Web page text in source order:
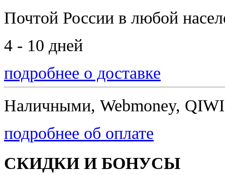
Почтой России в любой
4 - 10 дней
подробнее о доставке
Наличными, Webmoney,
подробнее об оплате
СКИДКИ И БОНУСЫ